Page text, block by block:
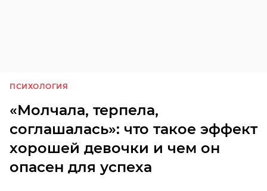
ПСИХОЛОГИЯ
«Молчала, терпела,
соглашалась»: что такое эффект
хорошей девочки и чем он
опасен для успеха